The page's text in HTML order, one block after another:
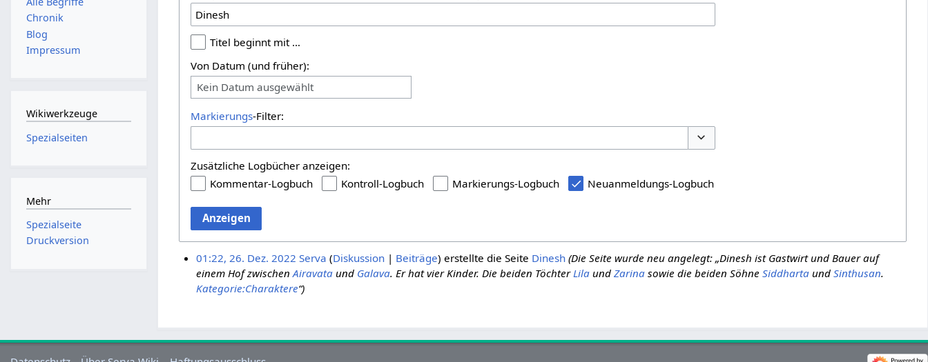
Titel beginnt mit …
Von Datum (und früher):
Kein Datum ausgewählt
Markierungs-Filter:
Zusätzliche Logbücher anzeigen:
Kommentar-Logbuch
Kontroll-Logbuch Markierungs-Logbuch Neuanmeldungs-Logbuch
Anzeigen
01:22, 26. Dez. 2022 Serva Diskussion Beiträge erstellte die Seite Dinesh (Die Seite wurde neu angelegt: „Dinesh ist Gastwirt und Bauer auf
einem Hof zwischen Airavataund Galava. Er hat vier Kinder. Die beiden Töchter Lilaund Zarinasowie die beiden Söhne Siddhartaund Sinthusan.
Kategorie:Charaktere“)
Chronik
Blog
Impressum
Wikiwerkzeuge
Spezialseiten
Mehr
Spezialseite
Druckversion